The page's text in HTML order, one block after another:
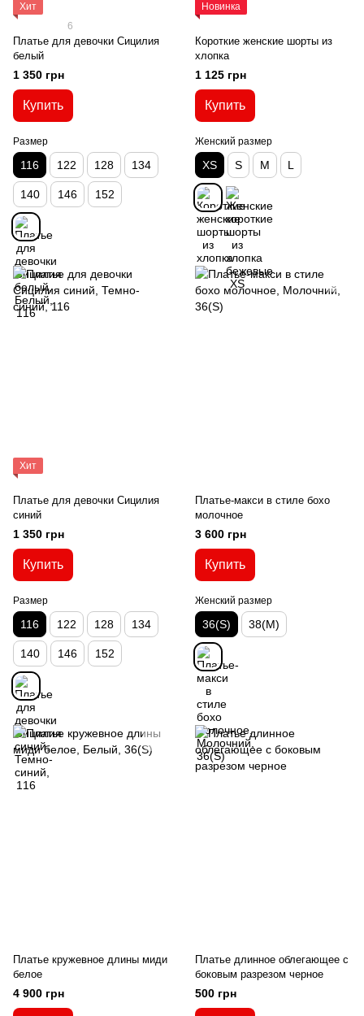
Хит
6
Платье для девочки Сицилия
белый
1 350 грн
Купить
Размер
116 122 128 134
140 146 152
Новинка
Короткие женские шорты из
хлопка
1 125 грн
Купить
Женский размер
XS S M L
Хит
Платье для девочки Сицилия
синий
1 350 грн
Купить
Размер
116 122 128 134
140 146 152
Платье-макси в стиле бохо
молочное
3 600 грн
Купить
Женский размер
36(S) 38(M)
Платье кружевное длины миди
белое
4 900 грн
Платье длинное облегающее с
боковым разрезом черное
500 грн